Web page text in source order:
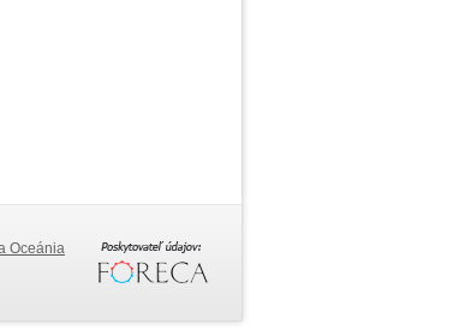
Oceánia